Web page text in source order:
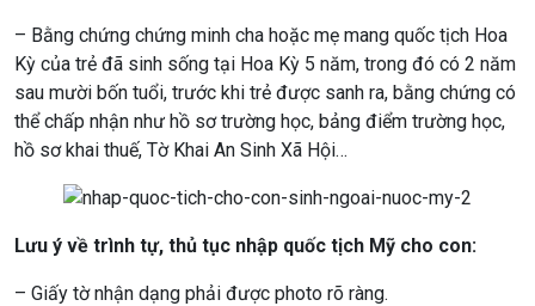
– Bằng chứng chứng minh cha hoặc mẹ mang quốc tịch Hoa
Kỳ của trẻ đã sinh sống tại Hoa Kỳ 5 năm, trong đó có 2 năm
sau mười bốn tuổi, trước khi trẻ được sanh ra, bằng chứng có
thể chấp nhận như hồ sơ trường học, bảng điểm trường học,
hồ sơ khai thuế, Tờ Khai An Sinh Xã Hội…
Lưu ý về trình tự, thủ tục nhập quốc tịch Mỹ cho con:
– Giấy tờ nhận dạng phải được photo rõ ràng.